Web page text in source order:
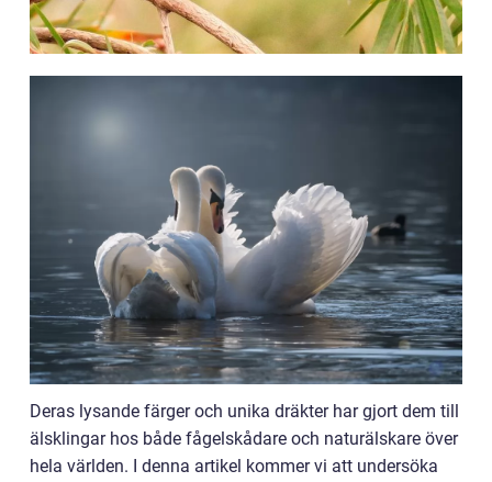
Deras lysande färger och unika dräkter har gjort dem till
älsklingar hos både fågelskådare och naturälskare över
hela världen. I denna artikel kommer vi att undersöka